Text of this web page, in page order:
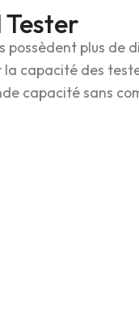
Tester
possèdent plus de
capacité des
capacité sans